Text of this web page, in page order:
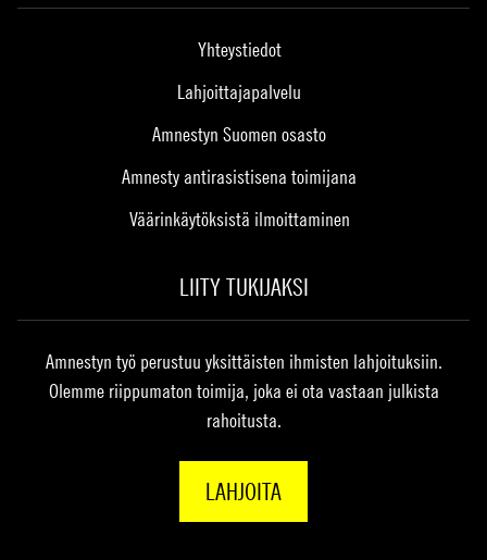
Yhteystiedot
Lahjoittajapalvelu
Amnestyn Suomen osasto
Amnesty antirasistisena toimijana
Väärinkäytöksistä ilmoittaminen
LIITY TUKIJAKSI
Amnestyn työ perustuu yksittäisten ihmisten lahjoituksiin.
Olemme riippumaton toimija, joka ei ota vastaan julkista
rahoitusta.
LAHJOITA